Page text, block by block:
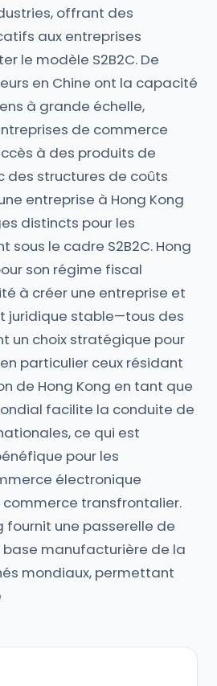
offrant des
aux entreprises
le modèle S2B2C. De
en Chine ont la capacité
à grande échelle,
de commerce
à des produits de
des structures de coûts
entreprise à Hong Kong
distincts pour les
sous le cadre S2B2C. Hong
son régime fiscal
à créer une entreprise et
juridique stable—tous des
un choix stratégique pour
particulier ceux résidant
de Hong Kong en tant que
facilite la conduite de
ce qui est
pour les
électronique
transfrontalier.
fournit une passerelle de
manufacturière de la
mondiaux, permettant